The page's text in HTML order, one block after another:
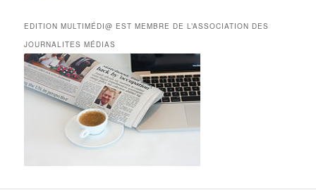
EDITION MULTIMÉDI@ EST MEMBRE DE L’ASSOCIATION DES
JOURNALITES MÉDIAS